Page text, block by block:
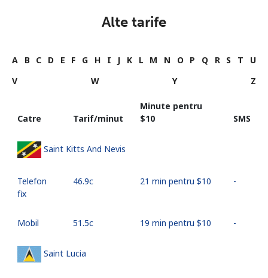
Alte tarife
A B C D E F G H I J K L M N O P Q R S T
U
V
W Y Z
Catre Tarif/minut
Minute pentru
⁦$10⁩
SMS
Saint Kitts And Nevis
Telefon
fix
⁦46.9c⁩ 21 min pentru ⁦$10⁩ -
Mobil ⁦51.5c⁩ 19 min pentru ⁦$10⁩ -
Saint Lucia